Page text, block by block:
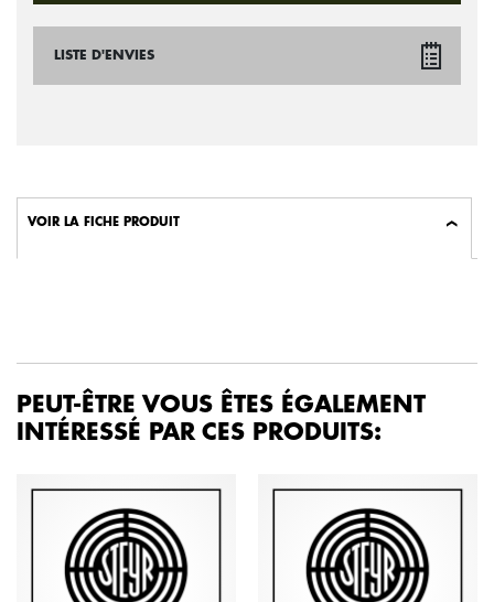
LISTE D'ENVIES
VOIR LA FICHE PRODUIT
PEUT-ÊTRE VOUS ÊTES ÉGALEMENT
INTÉRESSÉ PAR CES PRODUITS: